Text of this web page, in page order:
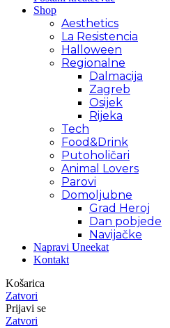
Shop
Aesthetics
La Resistencia
Halloween
Regionalne
Dalmacija
Zagreb
Osijek
Rijeka
Tech
Food&Drink
Putoholičari
Animal Lovers
Parovi
Domoljubne
Grad Heroj
Dan pobjede
Navijačke
Napravi Uneekat
Kontakt
Košarica
Zatvori
Prijavi se
Zatvori